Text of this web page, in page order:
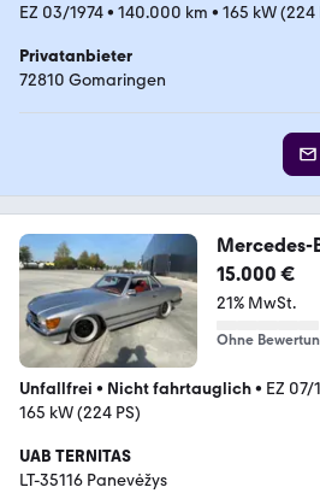
EZ 03/1974• 140.000 km • 165 kW (224
Privatanbieter
72810 Gomaringen
Mercedes-
15.000 €
21% MwSt.
Ohne
Unfallfrei • Nicht fahrtauglich• EZ 07/
165 kW (224 PS)
UAB TERNITAS
LT-35116 Panevėžys